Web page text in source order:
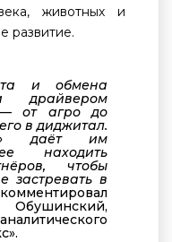
животных и
развитие.
и обмена
драйвером
— от агро до
в диджитал.
даёт им
находить
чтобы
застревать в